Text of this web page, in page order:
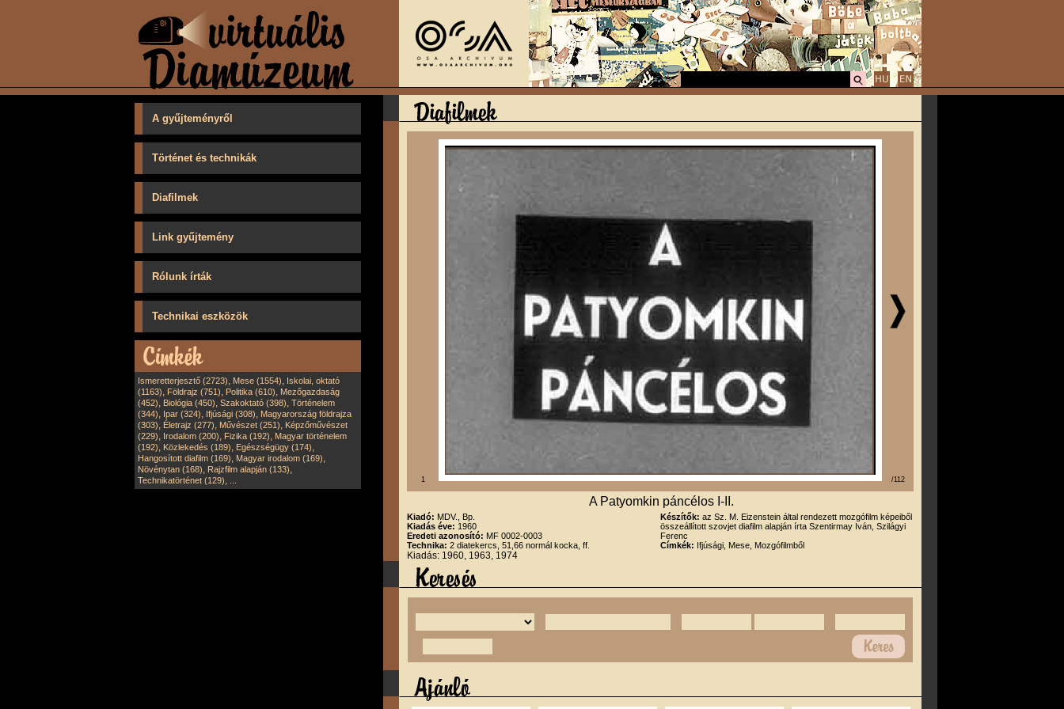
A gyűjteményről
Történet és technikák
Diafilmek
Link gyűjtemény
Rólunk írták
Technikai eszközök
Ismeretterjesztő (2723), Mese (1554), Iskolai, oktató
(1163), Földrajz (751), Politika (610), Mezőgazdaság
(452), Biológia (450), Szakoktató (398), Történelem
(344), Ipar (324), Ifjúsági (308), Magyarország földrajza
(303), Életrajz (277), Művészet (251), Képzőművészet
(229), Irodalom (200), Fizika (192), Magyar történelem
(192), Közlekedés (189), Egészségügy (174),
Hangosított diafilm (169), Magyar irodalom (169),
Növénytan (168), Rajzfilm alapján (133),
Technikatörténet (129), 1 /112
A Patyomkin páncélos I-II.
Kiadó: MDV., Bp.
Kiadás éve: 1960
Eredeti azonosító: MF 0002-0003
Technika: 2 diatekercs, 51,66 normál kocka, ff.
Készítők: az Sz. M. Eizenstein által rendezett mozgófilm képeiből
összeállított szovjet diafilm alapján írta Szentirmay Iván, Szilágyi
Ferenc
Címkék: Ifjúsági, Mese, Mozgófilmből
Kiadás: 1960, 1963, 1974